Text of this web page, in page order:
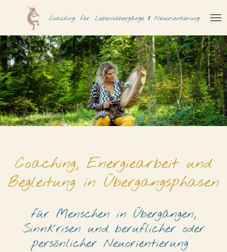
Hauptinhalt
springen
Coaching für Lebensübergänge & Neuorientierung
Coaching, Energiearbeit und
Begleitung in Übergangsphasen
für Menschen in Übergängen,
Sinnkrisen und beruflicher oder
persönlicher Neuorientierung